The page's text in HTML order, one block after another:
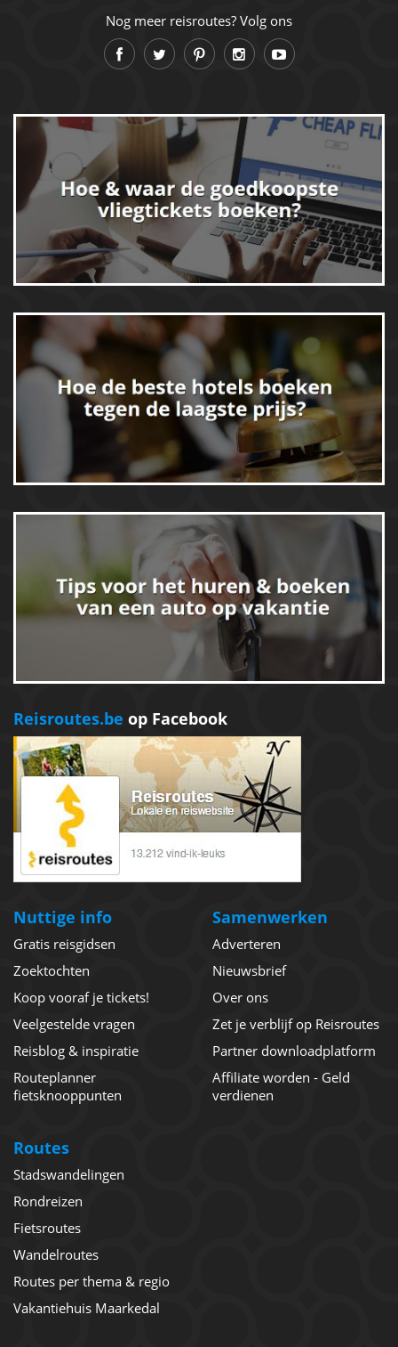
Nog meer reisroutes? Volg ons
Reisroutes.be op Facebook
Nuttige info
Gratis reisgidsen
Zoektochten
Koop vooraf je tickets!
Veelgestelde vragen
Reisblog & inspiratie
Routeplanner
fietsknooppunten
Samenwerken
Adverteren
Nieuwsbrief
Over ons
Zet je verblijf op Reisroutes
Partner downloadplatform
Affiliate worden - Geld
verdienen
Routes
Stadswandelingen
Rondreizen
Fietsroutes
Wandelroutes
Routes per thema & regio
Vakantiehuis Maarkedal